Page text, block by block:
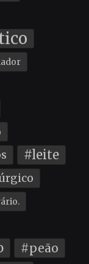
#leite
#peão